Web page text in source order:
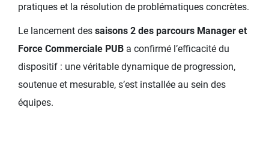
pratiques et la résolution de problématiques concrètes.
Le lancement des saisons 2 des parcours Manager et
Force Commerciale PUB a confirmé l’efficacité du
dispositif : une véritable dynamique de progression,
soutenue et mesurable, s’est installée au sein des
équipes.